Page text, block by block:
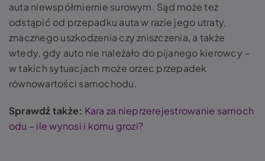
auta niewspółmiernie surowym. Sąd może też
odstąpić od przepadku auta w razie jego utraty,
znacznego uszkodzenia czy zniszczenia, a także
wtedy, gdy auto nie należało do pijanego kierowcy –
w takich sytuacjach może orzec przepadek
równowartości samochodu.
Sprawdź także: Kara za nieprzerejestrowanie samoch
odu – ile wynosi i komu grozi?